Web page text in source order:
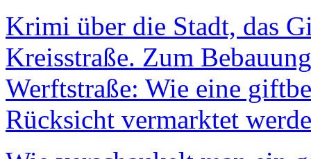
Krimi über die Stadt, das
Kreisstraße. Zum
Werftstraße: Wie eine
Rücksicht vermarktet